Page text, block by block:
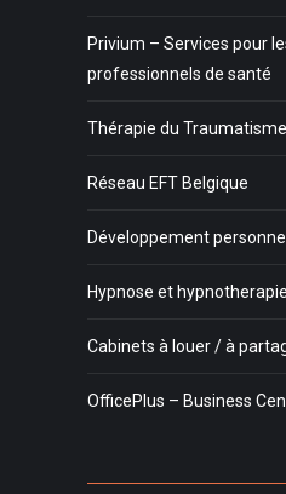
Privium – Services pour
professionnels de santé
Thérapie du Traumatisme
Réseau EFT Belgique
Développement personnel
Hypnose et hypnotherapie
Cabinets à louer / à
OfficePlus – Business